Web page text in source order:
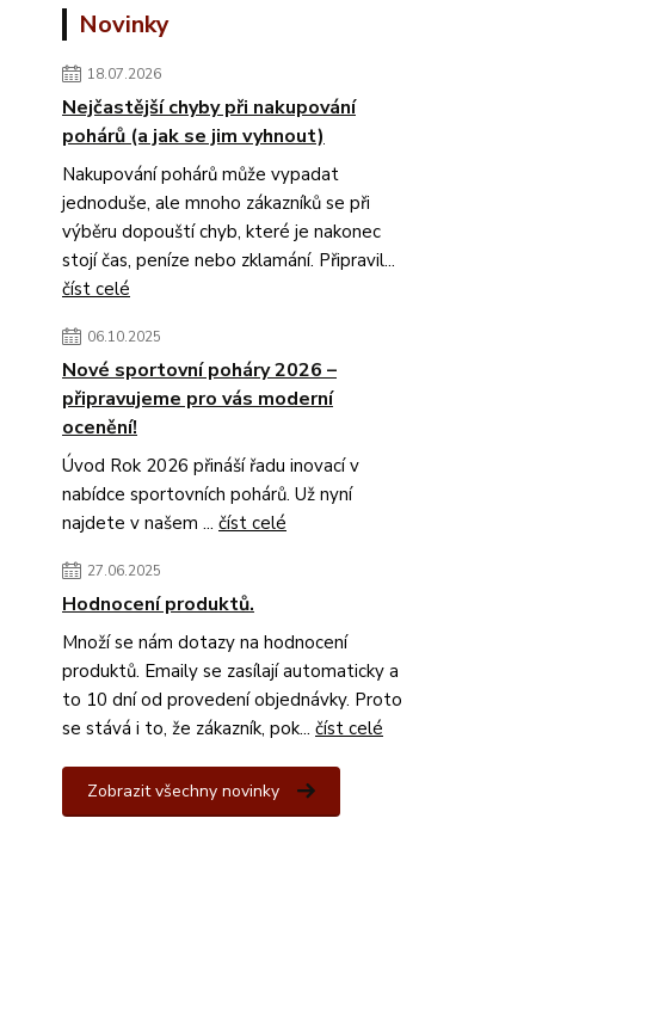
Novinky
18.07.2026
Nejčastější chyby při nakupování
pohárů (a jak se jim vyhnout)
Nakupování pohárů může vypadat
jednoduše, ale mnoho zákazníků se při
výběru dopouští chyb, které je nakonec
stojí čas, peníze nebo zklamání. Připravil...
číst celé
06.10.2025
Nové sportovní poháry 2026 –
připravujeme pro vás moderní
ocenění!
Úvod Rok 2026 přináší řadu inovací v
nabídce sportovních pohárů. Už nyní
najdete v našem ... číst celé
27.06.2025
Hodnocení produktů.
Množí se nám dotazy na hodnocení
produktů. Emaily se zasílají automaticky a
to 10 dní od provedení objednávky. Proto
se stává i to, že zákazník, pok... číst celé
Zobrazit všechny novinky